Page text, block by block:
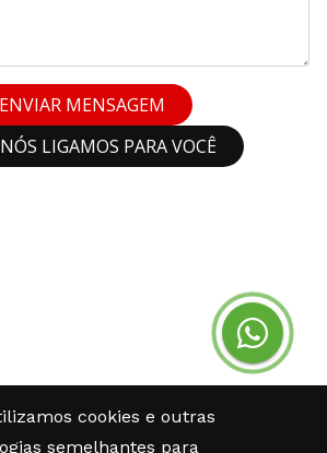
ENVIAR MENSAGEM
NÓS LIGAMOS PARA VOCÊ
cookies e outras
semelhantes para